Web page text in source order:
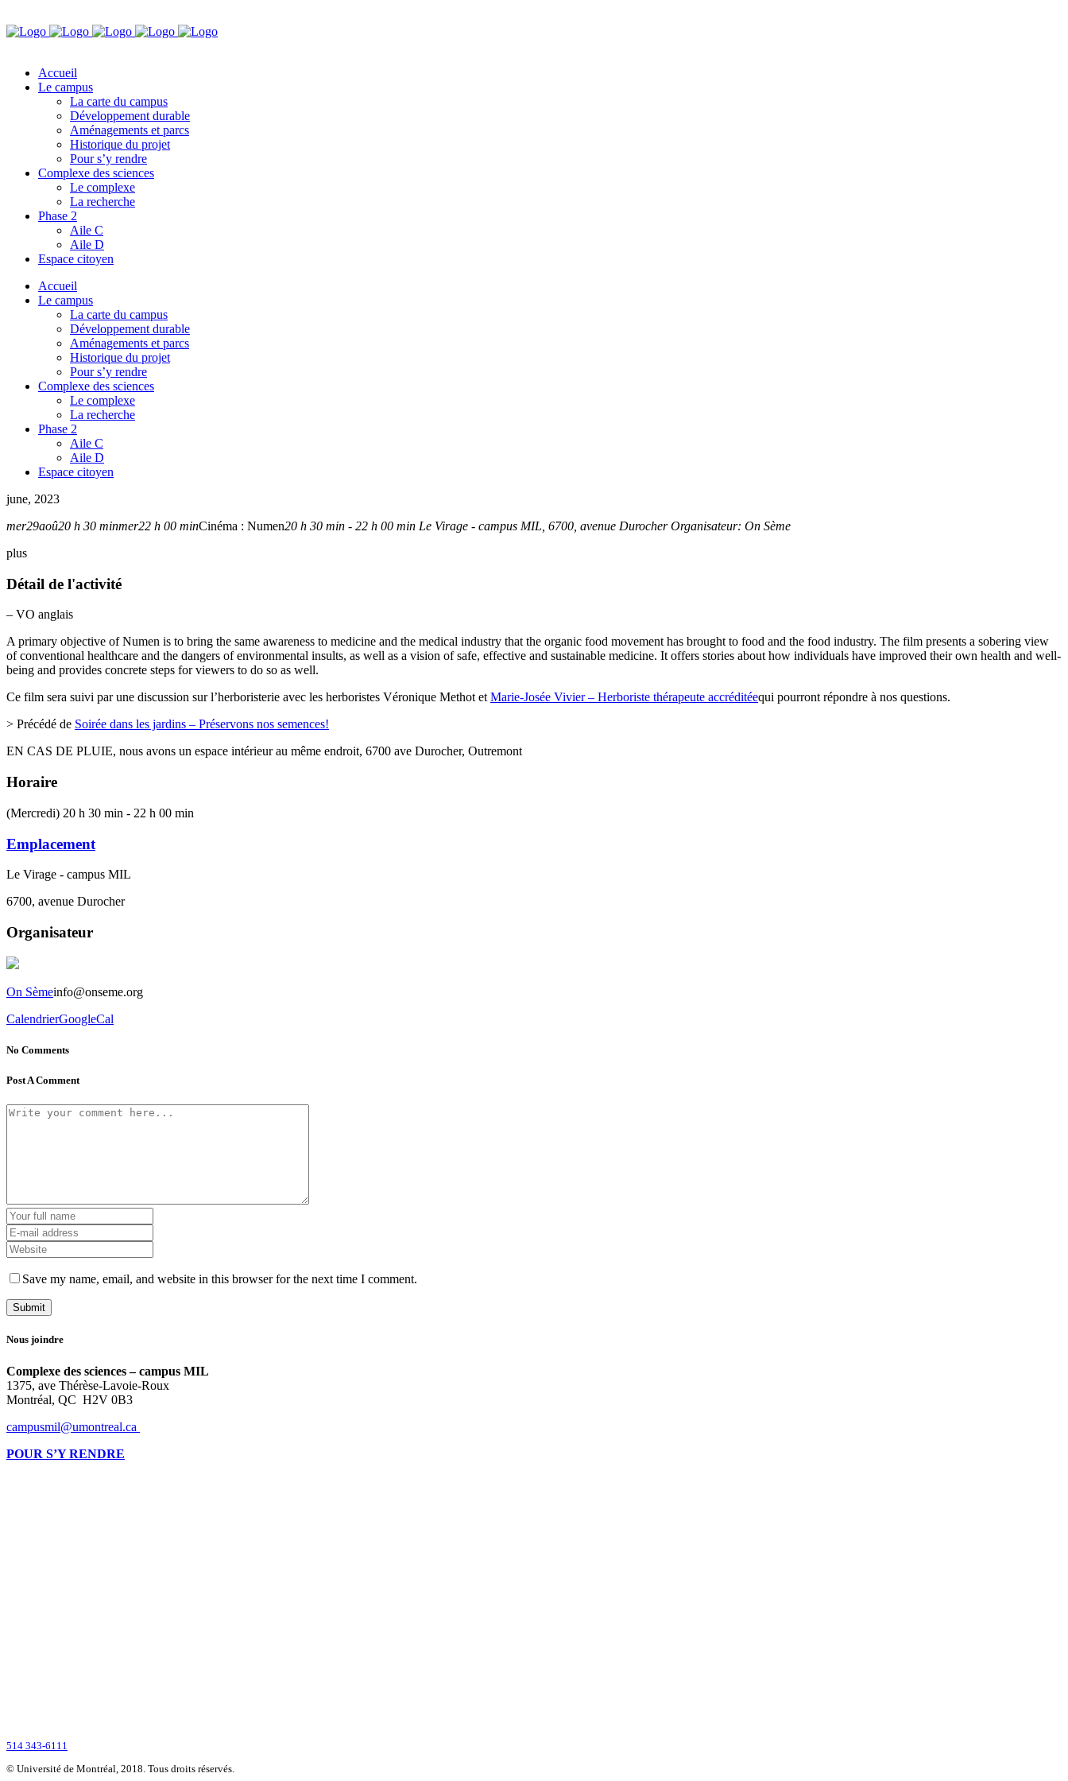
Accueil
Le campus
La carte du campus
Développement durable
Aménagements et parcs
Historique du projet
Pour s’y rendre
Complexe des sciences
Le complexe
La recherche
Phase 2
Aile C
Aile D
Espace citoyen
Accueil
Le campus
La carte du campus
Développement durable
Aménagements et parcs
Historique du projet
Pour s’y rendre
Complexe des sciences
Le complexe
La recherche
Phase 2
Aile C
Aile D
Espace citoyen
june, 2023
mer29aoû20 h 30 minmer22 h 00 minCinéma : Numen20 h 30 min - 22 h 00 min Le Virage - campus MIL , 6700, avenue Durocher Organisateur: On Sème
plus
Détail de l'activité
– VO anglais
A primary objective of Numen is to bring the same awareness to medicine and the medical industry that the organic food movement has brought to food and the food industry. The film presents a sobering view
of conventional healthcare and the dangers of environmental insults, as well as a vision of safe, effective and sustainable medicine. It offers stories about how individuals have improved their own health and well-
being and provides concrete steps for viewers to do so as well.
Ce film sera suivi par une discussion sur l’herboristerie avec les herboristes Véronique Methot etMarie-Josée Vivier – Herboriste thérapeute accréditéequi pourront répondre à nos questions.
> Précédé de Soirée dans les jardins – Préservons nos semences!
EN CAS DE PLUIE, nous avons un espace intérieur au même endroit, 6700 ave Durocher, Outremont
Horaire
(Mercredi) 20 h 30 min - 22 h 00 min
Emplacement
Le Virage - campus MIL
6700, avenue Durocher
Organisateur
On Sèmeinfo@onseme.org
CalendrierGoogleCal
No Comments
Post A Comment
Save my name, email, and website in this browser for the next time I comment.
Nous joindre
Complexe des sciences – campus MIL
1375, ave Thérèse-Lavoie-Roux
Montréal, QC H2V 0B3
campusmil@umontreal.ca
POUR S’Y RENDRE
514 343-6111
© Université de Montréal, 2018. Tous droits réservés.